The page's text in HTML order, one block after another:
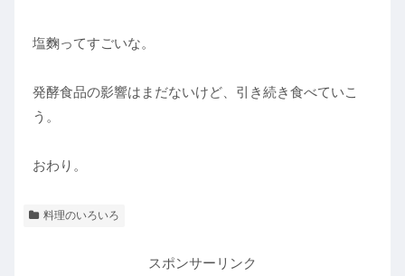
塩麴ってすごいな。
発酵食品の影響はまだないけど、引き続き食べていこ
う。
おわり。
料理のいろいろ
スポンサーリンク